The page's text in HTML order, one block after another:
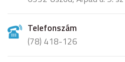
Telefonszám
(78) 418-126